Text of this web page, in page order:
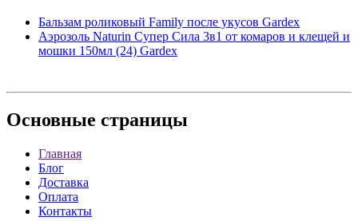
Бальзам роликовый Family после укусов Gardex
Аэрозоль Naturin Супер Сила 3в1 от комаров и клещей и
мошки 150мл (24) Gardex
Основные страницы
Главная
Блог
Доставка
Оплата
Контакты